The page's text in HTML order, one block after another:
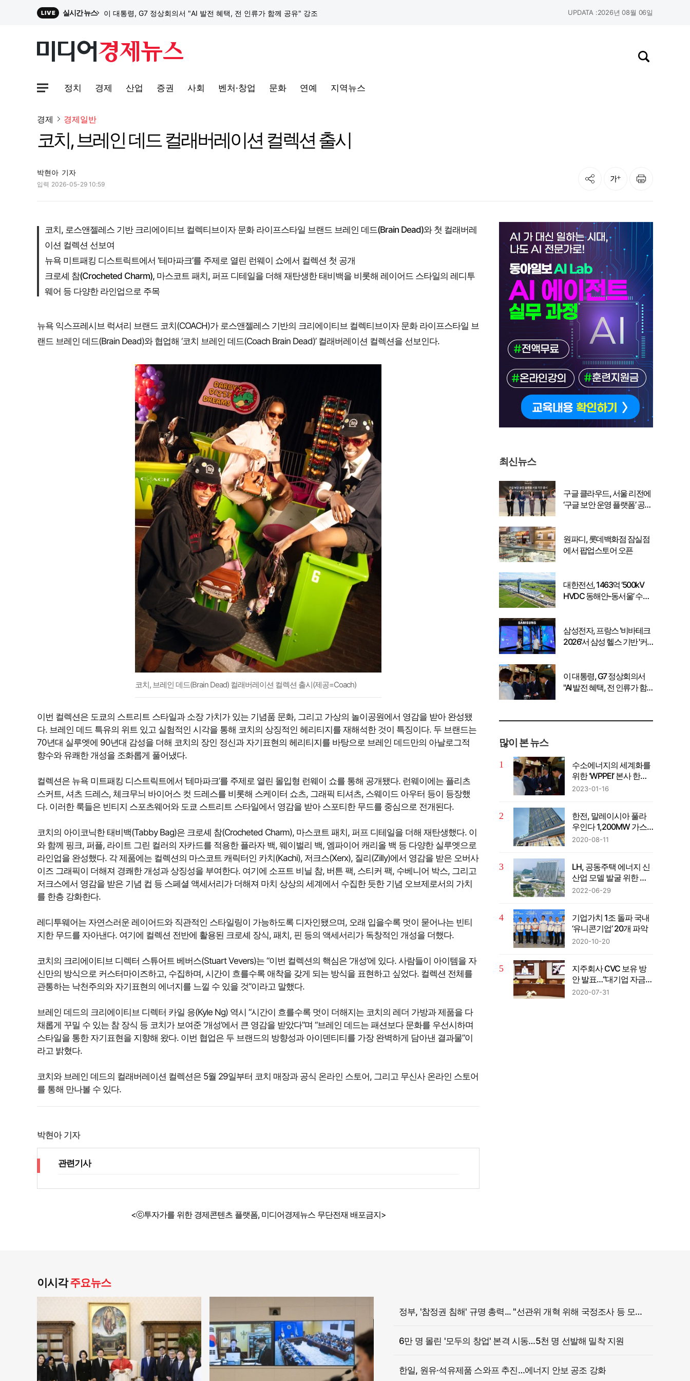
LIVE 실시간 뉴스 이 대통령, G7 정상회의서 "AI 발전 혜택, 전 인류가 함께 공유" 강조
원파디, 롯데백화점 잠실점에서 팝업스토어 오픈
대한전선, 1463억 ‘500kV HVDC 동해안-동서울’ 수주… 시장 확대 본격화
이 대통령, G7 정상회의서 "AI 발전 혜택, 전 인류가 함께 공유" 강조
UPDATA :2026년 08월 06일
사이트맵메뉴 열기
정치 경제 산업 증권 사회 벤처·창업 문화 연예 지역뉴스
검색창 열기
경제 경제일반
코치, 브레인 데드 컬래버레이션 컬렉션 출시
박현아 기자
입력 2026-05-29 10:59
공유 글자크기 인쇄
코치, 로스앤젤레스 기반 크리에이티브 컬렉티브이자 문화 라이프스타일 브랜드 브레인 데드(Brain Dead)와 첫 컬래버레
이션 컬렉션 선보여
뉴욕 미트패킹 디스트릭트에서 ‘테마파크’를 주제로 열린 런웨이 쇼에서 컬렉션 첫 공개
크로셰 참(Crocheted Charm), 마스코트 패치, 퍼프 디테일을 더해 재탄생한 태비백을 비롯해 레이어드 스타일의 레디투
웨어 등 다양한 라인업으로 주목
뉴욕 익스프레시브 럭셔리 브랜드 코치(COACH)가 로스앤젤레스 기반의 크리에이티브 컬렉티브이자 문화 라이프스타일 브
랜드 브레인 데드(Brain Dead)와 협업해 ‘코치 브레인 데드(Coach Brain Dead)’ 컬래버레이션 컬렉션을 선보인다.
코치, 브레인 데드(Brain Dead) 컬래버레이션 컬렉션 출시(제공=Coach)
이번 컬렉션은 도쿄의 스트리트 스타일과 소장 가치가 있는 기념품 문화, 그리고 가상의 놀이공원에서 영감을 받아 완성됐
다. 브레인 데드 특유의 위트 있고 실험적인 시각을 통해 코치의 상징적인 헤리티지를 재해석한 것이 특징이다. 두 브랜드는
70년대 실루엣에 90년대 감성을 더해 코치의 장인 정신과 자기표현의 헤리티지를 바탕으로 브레인 데드만의 아날로그적
향수와 유쾌한 개성을 조화롭게 풀어냈다.
컬렉션은 뉴욕 미트패킹 디스트릭트에서 ‘테마파크’를 주제로 열린 몰입형 런웨이 쇼를 통해 공개됐다. 런웨이에는 플리츠
스커트, 셔츠 드레스, 체크무늬 바이어스 컷 드레스를 비롯해 스케이터 쇼츠, 그래픽 티셔츠, 스웨이드 아우터 등이 등장했
다. 이러한 룩들은 빈티지 스포츠웨어와 도쿄 스트리트 스타일에서 영감을 받아 스포티한 무드를 중심으로 전개된다.
코치의 아이코닉한 태비백(Tabby Bag)은 크로셰 참(Crocheted Charm), 마스코트 패치, 퍼프 디테일을 더해 재탄생했다. 이
와 함께 핑크, 퍼플, 라이트 그린 컬러의 자카드를 적용한 플라자 백, 웨이벌리 백, 엠파이어 캐리올 백 등 다양한 실루엣으로
라인업을 완성했다. 각 제품에는 컬렉션의 마스코트 캐릭터인 카치(Kachi), 저크스(Xerx), 질리(Zilly)에서 영감을 받은 오버사
이즈 그래픽이 더해져 경쾌한 개성과 상징성을 부여한다. 여기에 소프트 비닐 참, 버튼 팩, 스티커 팩, 수베니어 박스, 그리고
저크스에서 영감을 받은 기념 컵 등 스페셜 액세서리가 더해져 마치 상상의 세계에서 수집한 듯한 기념 오브제로서의 가치
를 한층 강화한다.
레디투웨어는 자연스러운 레이어드와 직관적인 스타일링이 가능하도록 디자인됐으며, 오래 입을수록 멋이 묻어나는 빈티
지한 무드를 자아낸다. 여기에 컬렉션 전반에 활용된 크로셰 장식, 패치, 핀 등의 액세서리가 독창적인 개성을 더했다.
코치의 크리에이티브 디렉터 스튜어트 베버스(Stuart Vevers)는 “이번 컬렉션의 핵심은 ‘개성’에 있다. 사람들이 아이템을 자
신만의 방식으로 커스터마이즈하고, 수집하며, 시간이 흐를수록 애착을 갖게 되는 방식을 표현하고 싶었다. 컬렉션 전체를
관통하는 낙천주의와 자기표현의 에너지를 느낄 수 있을 것”이라고 말했다.
브레인 데드의 크리에이티브 디렉터 카일 응(Kyle Ng) 역시 “시간이 흐를수록 멋이 더해지는 코치의 레더 가방과 제품을 다
채롭게 꾸밀 수 있는 참 장식 등 코치가 보여준 ‘개성’에서 큰 영감을 받았다”며 “브레인 데드는 패션보다 문화를 우선시하며
스타일을 통한 자기표현을 지향해 왔다. 이번 협업은 두 브랜드의 방향성과 아이덴티티를 가장 완벽하게 담아낸 결과물”이
라고 밝혔다.
코치와 브레인 데드의 컬래버레이션 컬렉션은 5월 29일부터 코치 매장과 공식 온라인 스토어, 그리고 무신사 온라인 스토어
를 통해 만나볼 수 있다.
박현아 기자
관련기사
<ⓒ투자가를 위한 경제콘텐츠 플랫폼, 미디어경제뉴스 무단전재 배포금지>
최신뉴스
구글 클라우드, 서울 리전에
‘구글 보안 운영 플랫폼’ 공식
원파디, 롯데백화점 잠실점
에서 팝업스토어 오픈
대한전선, 1463억 ‘500kV
HVDC 동해안-동서울’ 수
삼성전자, 프랑스 '비바테크
2026'서 삼성 헬스 기반 '커
이 대통령, G7 정상회의서
"AI 발전 혜택, 전 인류가 함
많이 본 뉴스
수소에너지의 세계화를
위한 ‘WPPEI’ 본사 한국
설립
2023-01-16
한전, 말레이시아 풀라
우인다 1,200MW 가스
복합발전사업 계약 체결
2020-08-11
LH, 공동주택 에너지 신
산업 모델 발굴 위한 컨
퍼런스 개최
2022-06-29
기업가치 1조 돌파 국내
‘유니콘기업’ 20개 파악
2020-10-20
지주회사 CVC 보유 방
안 발표…“대기업 자금의
벤처투자 확대”
2020-07-31
이시각주요뉴스
정부, '참정권 침해' 규명 총력... "선관위 개혁 위해 국정조사 등 모든 조치"
6만 명 몰린 '모두의 창업' 본격 시동…5천 명 선발해 밀착 지원
한일, 원유·석유제품 스와프 추진…에너지 안보 공조 강화